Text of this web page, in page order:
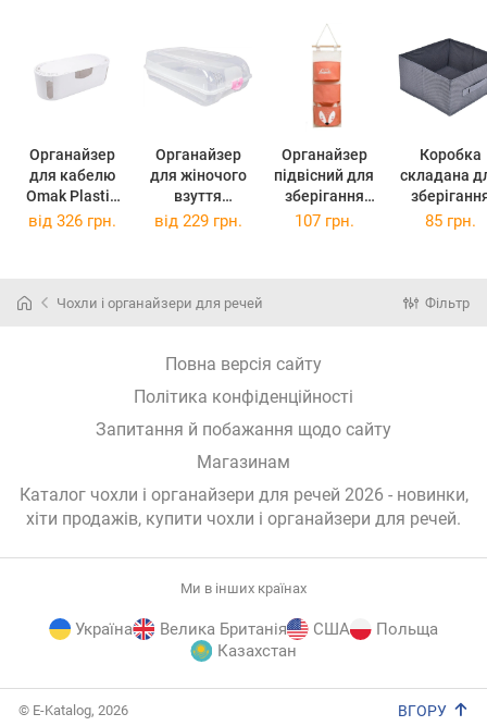
Органайзер
для кабелю
Оmak Plastik
50808
Органайзер
для жіночого
взуття
прозорий
Органайзер
підвісний для
зберігання
речей 3від
Коробка
складана
речей
від 326 грн. від 229 грн. 107 грн. 85 грн.
Чохли і органайзери для речей Фільтр
Повна версія сайту
Політика конфіденційності
Запитання й побажання щодо сайту
Магазинам
Каталог чохли і органайзери для речей 2026 - новинки,
хіти продажів, купити чохли і органайзери для речей.
Ми в інших країнах
Україна Велика Британія США
Польща
Казахстан
© E-Katalog, 2026 ВГОРУ